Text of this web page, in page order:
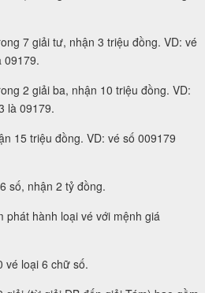
7 giải tư, nhận 3 triệu đồng. VD: vé
09179.
2 giải ba, nhận 10 triệu đồng. VD:
là 09179.
15 triệu đồng. VD: vé số 009179
số, nhận 2 tỷ đồng.
phát hành loại vé với mệnh giá
vé loại 6 chữ số.